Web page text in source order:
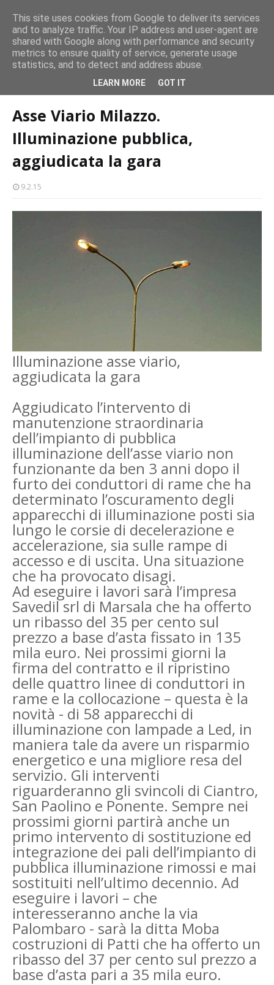
Milazzo 28ª Sagra del Pesce a Vaccarella: il programma
EVENTI
tecnologia
Asse Viario Milazzo. Illuminazione pubblica,
Asse Viario Milazzo.
Illuminazione pubblica,
aggiudicata la gara
9.2.15
Illuminazione asse viario,
aggiudicata la gara
Aggiudicato l’intervento di
manutenzione straordinaria
dell’impianto di pubblica
illuminazione dell’asse viario non
funzionante da ben 3 anni dopo il
furto dei conduttori di rame che ha
determinato l’oscuramento degli
apparecchi di illuminazione posti sia
lungo le corsie di decelerazione e
accelerazione, sia sulle rampe di
accesso e di uscita. Una situazione
che ha provocato disagi.
Ad eseguire i lavori sarà l’impresa
Savedil srl di Marsala che ha offerto
un ribasso del 35 per cento sul
prezzo a base d’asta fissato in 135
mila euro. Nei prossimi giorni la
firma del contratto e il ripristino
delle quattro linee di conduttori in
rame e la collocazione – questa è la
novità - di 58 apparecchi di
illuminazione con lampade a Led, in
maniera tale da avere un risparmio
energetico e una migliore resa del
servizio. Gli interventi
riguarderanno gli svincoli di Ciantro,
San Paolino e Ponente. Sempre nei
prossimi giorni partirà anche un
primo intervento di sostituzione ed
integrazione dei pali dell’impianto di
pubblica illuminazione rimossi e mai
sostituiti nell’ultimo decennio. Ad
eseguire i lavori – che
interesseranno anche la via
Palombaro - sarà la ditta Moba
costruzioni di Patti che ha offerto un
ribasso del 37 per cento sul prezzo a
base d’asta pari a 35 mila euro.
This site uses cookies from Google to deliver its services
and to analyze traffic. Your IP address and user-agent are
shared with Google along with performance and security
metrics to ensure quality of service, generate usage
statistics, and to detect and address abuse.
LEARN MORE GOT IT